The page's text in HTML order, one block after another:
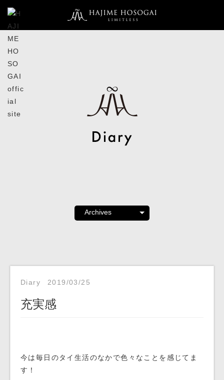
Diary 2019/03/25
充実感
今は毎日のタイ生活のなかで色々なことを感じてま
す！